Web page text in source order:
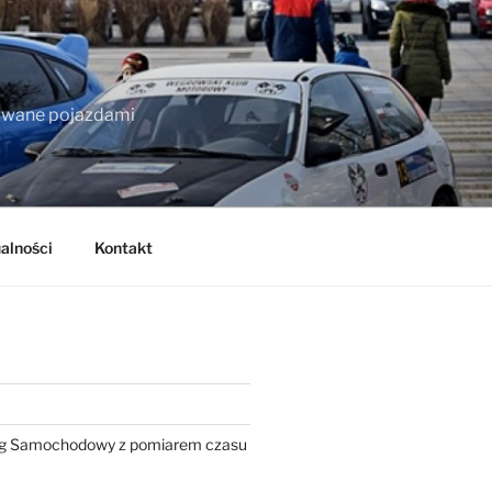
pojazdami
Kontakt
Samochodowy z pomiarem czasu